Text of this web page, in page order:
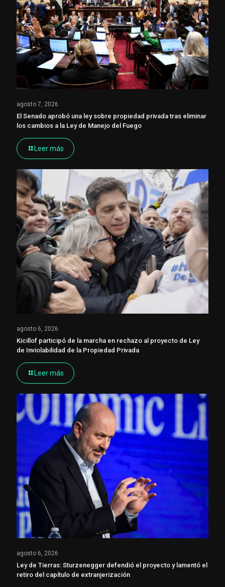
agosto 7, 2026
El Senado aprobó una ley sobre propiedad privada tras eliminar
los cambios a la Ley de Manejo del Fuego
Leer más
agosto 6, 2026
Kicillof participó de la marcha en rechazo al proyecto de Ley
de Inviolabilidad de la Propiedad Privada
Leer más
agosto 6, 2026
Ley de Tierras: Sturzenegger defendió el proyecto y lamentó el
retiro del capítulo de extranjerización